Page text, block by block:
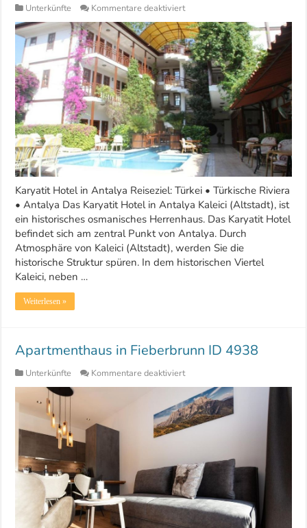
Unterkünfte Kommentare deaktiviertfür
Karyatit
Hotel
in
Antalya
ID
594
Karyatit Hotel in Antalya Reiseziel: Türkei • Türkische Riviera
• Antalya Das Karyatit Hotel in Antalya Kaleici (Altstadt), ist
ein historisches osmanisches Herrenhaus. Das Karyatit Hotel
befindet sich am zentral Punkt von Antalya. Durch
Atmosphäre von Kaleici (Altstadt), werden Sie die
historische Struktur spüren. In dem historischen Viertel
Kaleici, neben …
Weiterlesen »
Apartmenthaus in Fieberbrunn ID 4938
Unterkünfte Kommentare deaktiviertfür
Apartmenthaus
in
Fieberbrunn
ID